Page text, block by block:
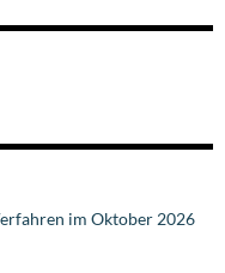
im Oktober 2026